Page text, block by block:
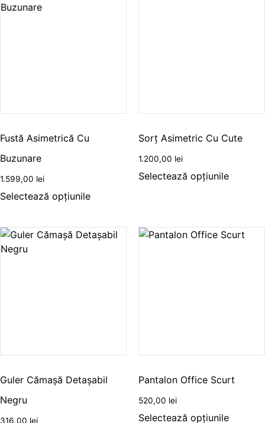
Fustă Asimetrică Cu
Buzunare
1.599,00 lei
Selectează opțiunile
Sorț Asimetric Cu Cute
1.200,00 lei
Selectează opțiunile
Guler Cămașă Detașabil
Negru
316,00 lei
Pantalon Office Scurt
520,00 lei
Selectează opțiunile